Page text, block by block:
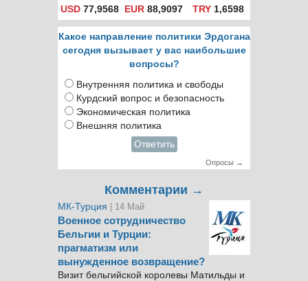
USD 77,9568 EUR 88,9097 TRY1,6598
Какое направление политики Эрдогана
сегодня вызывает у вас наибольшие
вопросы?
Внутренняя политика и свободы
Курдский вопрос и безопасность
Экономическая политика
Внешняя политика
Ответить
Опросы →
Комментарии →
МК-Турция | 14 Май
Военное сотрудничество
Бельгии и Турции:
прагматизм или
вынужденное возвращение?
Визит бельгийской королевы Матильды и